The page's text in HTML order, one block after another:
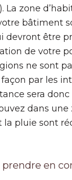
La zone
bâtiment
devront être
de votre
ne sont
par les
sera donc
dans une
la pluie sont
prendre en